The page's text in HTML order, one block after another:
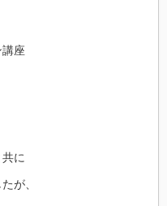
座
に
が、